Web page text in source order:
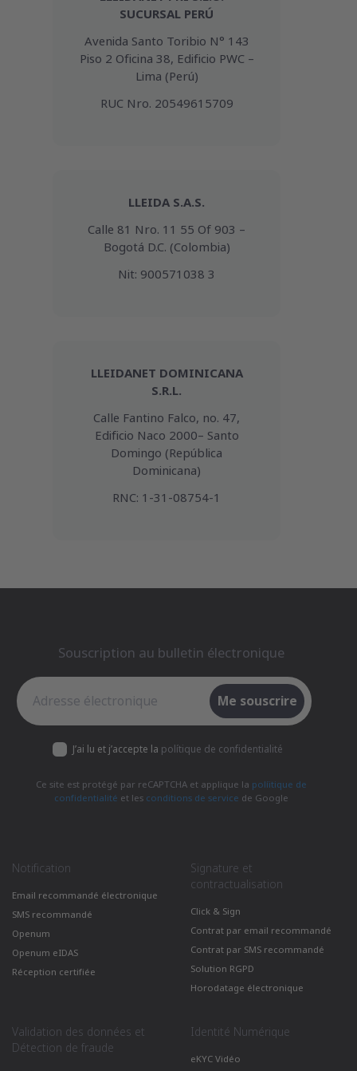
SUCURSAL PERÚ
Avenida Santo Toribio N° 143
Piso 2 Oficina 38, Edificio PWC –
Lima (Perú)
RUC Nro. 20549615709
LLEIDA S.A.S.
Calle 81 Nro. 11 55 Of 903 –
Bogotá D.C. (Colombia)
Nit: 900571038 3
LLEIDANET DOMINICANA
S.R.L.
Calle Fantino Falco, no. 47,
Edificio Naco 2000– Santo
Domingo (República
Dominicana)
RNC: 1-31-08754-1
Souscription au bulletin électronique
Me souscrire
J’ai lu et j’accepte la polítique de confidentialité
Ce site est protégé par reCAPTCHA et applique la políitique de
confidentialité et les conditions de service de Google
Notification
Email recommandé électronique
SMS recommandé
Openum
Openum eIDAS
Réception certifiée
Signature et
contractualisation
Click & Sign
Contrat par email recommandé
Contrat par SMS recommandé
Solution RGPD
Horodatage électronique
Validation des données et
Détection de fraude
Identité Numérique
eKYC Vidéo